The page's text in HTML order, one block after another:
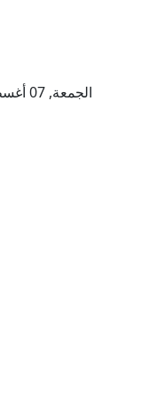
الجمعة, 07 أغسطس 2026 – 24 صفر 1448 هـ